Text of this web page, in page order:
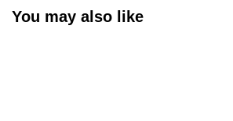
You may also like